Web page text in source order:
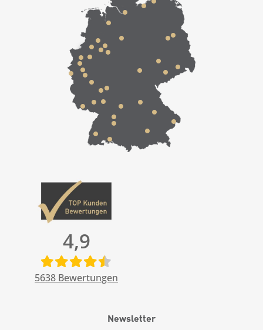
4,9
5638 Bewertungen
Newsletter